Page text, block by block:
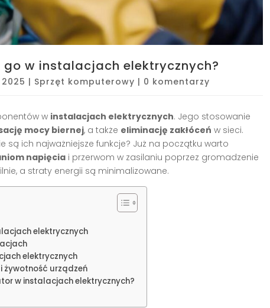
w instalacjach elektrycznych?
2025 | Sprzęt komputerowy | 0 komentarzy
w instalacjach elektrycznych. Jego stosowanie
mocy biernej, a także eliminację zakłóceń w sieci.
są ich najważniejsze funkcje? Już na początku warto
napięcia i przerwom w zasilaniu poprzez gromadzenie
a straty energii są minimalizowane.
elektrycznych
elektrycznych
żywotność urządzeń
w instalacjach elektrycznych?